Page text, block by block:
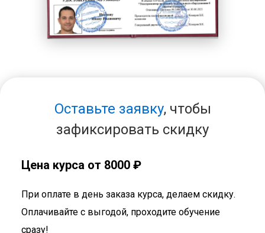
Оставьте заявку, чтобы
зафиксировать скидку
Цена курса от 8000 ₽
При оплате в день заказа курса, делаем скидку.
Оплачивайте с выгодой, проходите обучение
сразу!